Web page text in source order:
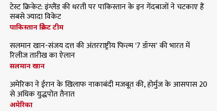
टेस्ट क्रिकेट: इंग्लैंड की धरती पर पाकिस्तान के इन गेंदबाजों ने चटकाए हैं
सबसे ज्यादा विकेट
पाकिस्तान क्रिकेट टीम
सलमान खान-संजय दत्त की अंतरराष्ट्रीय फिल्म '7 डॉग्स' की भारत में
रिलीज तारीख का ऐलान
सलमान खान
अमेरिका ने ईरान के खिलाफ नाकाबंदी मजबूत की, होर्मुज के आसपास 20
से अधिक युद्धपोत तैनात
अमेरिका